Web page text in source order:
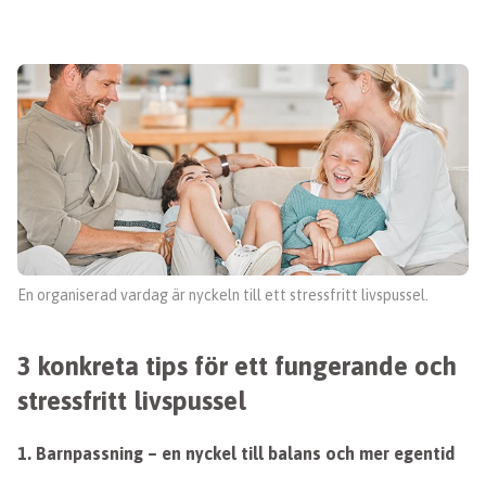
En organiserad vardag är nyckeln till ett stressfritt livspussel.
3 konkreta tips för ett fungerande och
stressfritt livspussel
1. Barnpassning – en nyckel till balans och mer egentid